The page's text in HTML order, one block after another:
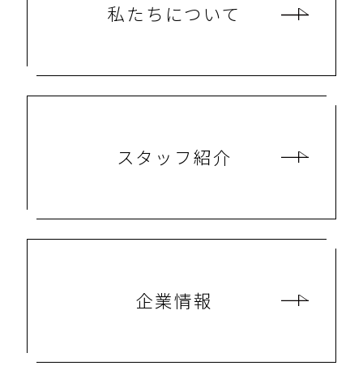
私たちについて
スタッフ紹介
企業情報